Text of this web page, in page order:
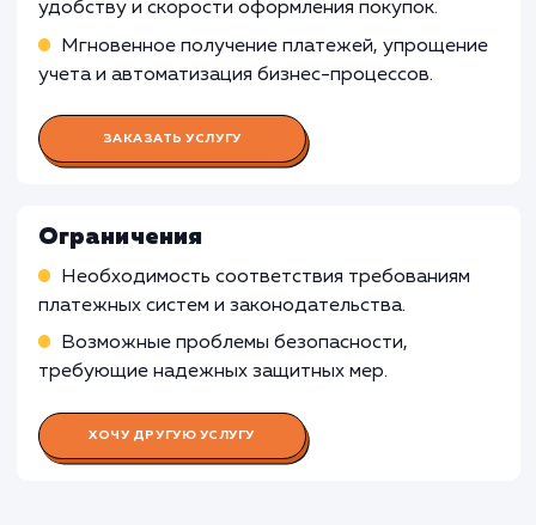
присутствием: Для компаний, которые имеют
ограниченное онлайн-присутствие и не
проводят большую часть своих операций
веб-сайт, подключение оплаты на сайте
быть менее эффективным или
Узнать почему
Раскладываем
услугу на пиксели